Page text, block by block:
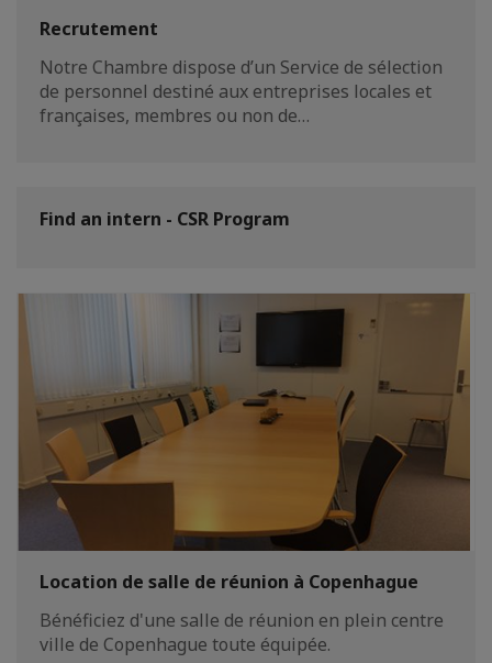
Recrutement
Notre Chambre dispose d’un Service de sélection
de personnel destiné aux entreprises locales et
françaises, membres ou non de…
Find an intern - CSR Program
Location de salle de réunion à Copenhague
Bénéficiez d'une salle de réunion en plein centre
ville de Copenhague toute équipée.